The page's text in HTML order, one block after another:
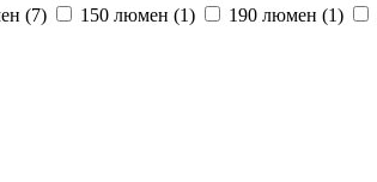
(7) 150 люмен (1) 190 люмен (1)